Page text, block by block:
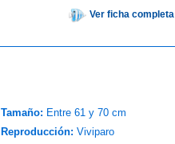
Ver ficha completa
Tamaño: Entre 61 y 70 cm
Reproducción: Viviparo